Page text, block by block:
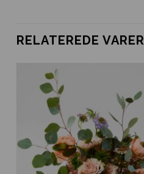
Ved bestilling inden
deadline
Brug for hjælp?
på 35 85 80 12
RELATEREDE VARER